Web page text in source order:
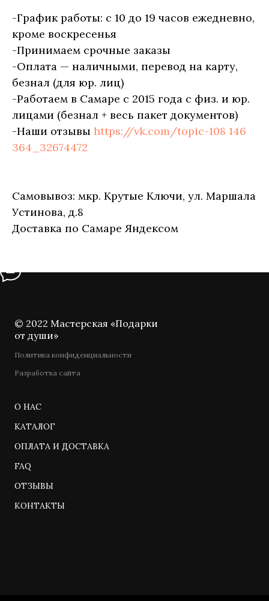
-График работы: с 10 до 19 часов ежедневно,
кроме воскресенья
-Принимаем срочные заказы
-Оплата — наличными, перевод на карту,
безнал (для юр. лиц)
-Работаем в Самаре с 2015 года с физ. и юр.
лицами (безнал + весь пакет документов)
-Наши отзывы https://vk.com/topic-108 146
364_32674472
Самовывоз: мкр. Крутые Ключи, ул. Маршала
Устинова, д.8
Доставка по Самаре Яндексом
© 2022 Мастерская «Подарки
от души»
Политика конфиденциальности
Разработка сайта
О НАС
КАТАЛОГ
ОПЛАТА И ДОСТАВКА
FAQ
ОТЗЫВЫ
КОНТАКТЫ